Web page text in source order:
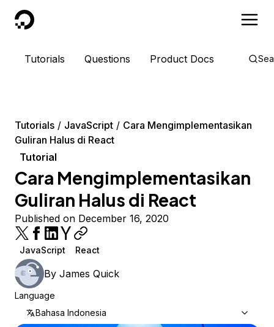
DigitalOcean
Tutorials Questions Product Docs
Tutorials JavaScript
Cara Mengimplementasikan
Guliran Halus di React
Tutorial
Cara Mengimplementasikan
Guliran Halus di React
Published on December 16, 2020
JavaScript React
By James Quick
Language
Bahasa Indonesia